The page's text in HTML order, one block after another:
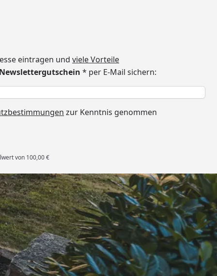
eintragen und viele Vorteile
* per E-Mail sichern:
zur Kenntnis genommen
von 100,00 €